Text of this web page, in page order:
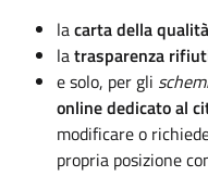
lacarta della qualità
latrasparenza
e solo, per gli
online dedicato al
modificare o
propria posizione